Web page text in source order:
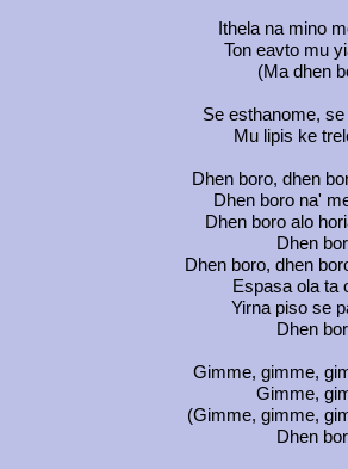
Ithela na mino
Ton eavto mu
(Ma dhen
Se esthanome,
Mu lipis ke
Dhen boro, dhen
Dhen boro na'
Dhen boro alo
Dhen
Dhen boro, dhen
Espasa ola ta
Yirna piso se
Dhen
Gimme, gimme,
Gimme,
(Gimme, gimme,
Dhen